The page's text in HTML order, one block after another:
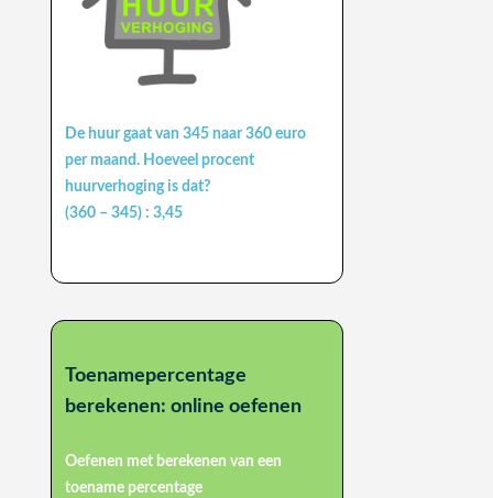
De huur gaat van 345 naar 360 euro
per maand. Hoeveel procent
huurverhoging is dat?
(360 – 345) : 3,45
Toenamepercentage
berekenen: online oefenen
Oefenen met berekenen van een
toename percentage